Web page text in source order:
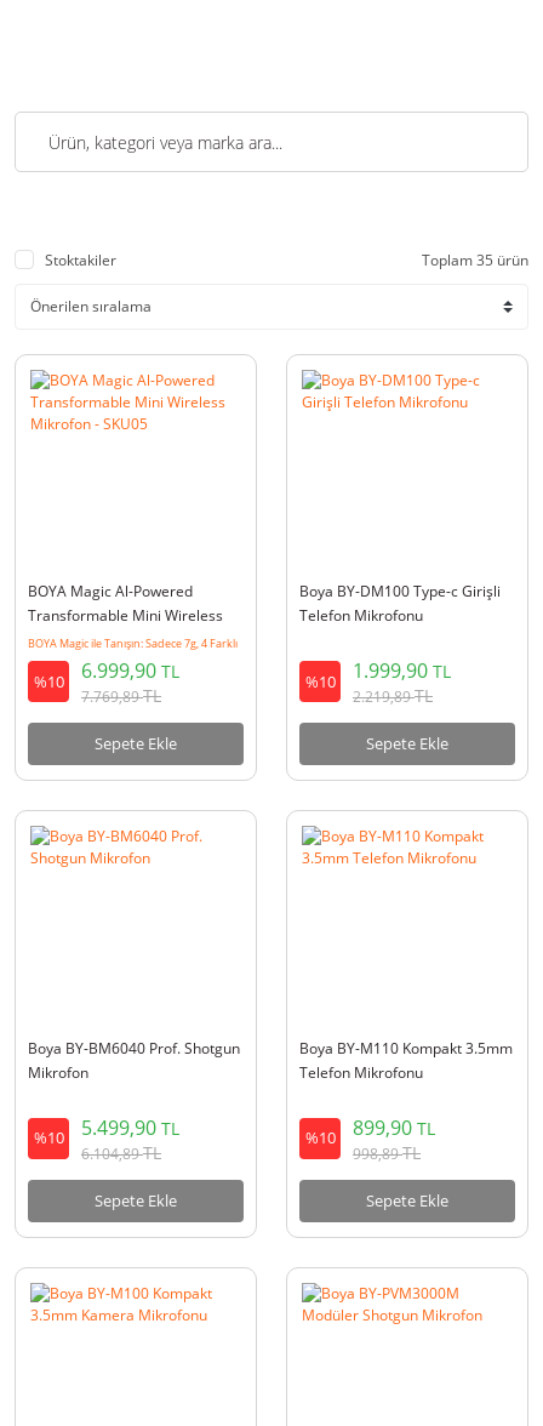
Stoktakiler Toplam 35 ürün
BOYA Magic Al-Powered
Transformable Mini Wireless
Mikrofon - SKU05
BOYA Magic ile Tanışın: Sadece 7g, 4 Farklı
Kullanım Modu Ve AI Destekli, Üstelik
Şimdi Stoklarda !
%10 6.999,90 TL
7.769,89TL
Sepete Ekle
Boya BY-DM100 Type-c Girişli
Telefon Mikrofonu
%10 1.999,90 TL
2.219,89TL
Sepete Ekle
Boya BY-BM6040 Prof. Shotgun
Mikrofon
%10 5.499,90 TL
6.104,89TL
Sepete Ekle
Boya BY-M110 Kompakt 3.5mm
Telefon Mikrofonu
%10 899,90 TL
998,89TL
Sepete Ekle